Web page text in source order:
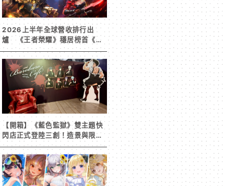
2026上半年全球營收排行出
爐 《王者榮耀》穩居榜首《寒
霜啟示錄》緊追在後！
【開箱】《藍色監獄》雙主題快
閃店正式登陸三創！造景與限定
周邊搶先看